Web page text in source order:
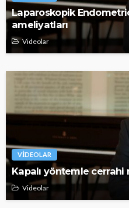
Laparoskopik
ameliyatları
Videolar
VIDEOLAR
Kapalı yöntemle
Videolar